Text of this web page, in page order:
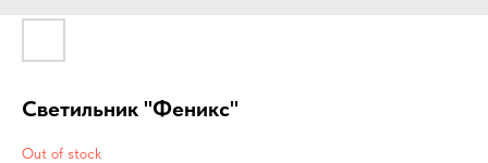
Светильник "Феникс"
Out of stock